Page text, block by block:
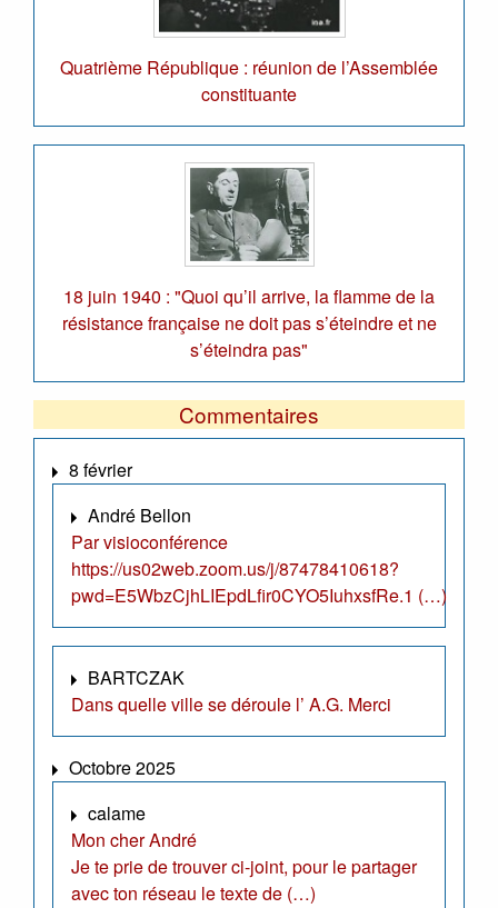
Quatrième République : réunion de l’Assemblée
constituante
18 juin 1940 : "Quoi qu’il arrive, la flamme de la
résistance française ne doit pas s’éteindre et ne
s’éteindra pas"
Commentaires
8 février
André Bellon
Par visioconférence
https://us02web.zoom.us/j/87478410618?
pwd=E5WbzCjhLIEpdLfir0CYO5IuhxsfRe.1 (…)
BARTCZAK
Dans quelle ville se déroule l’ A.G. Merci
Octobre 2025
calame
Mon cher André
Je te prie de trouver ci-joint, pour le partager
avec ton réseau le texte de (…)